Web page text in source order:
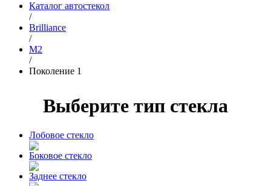
Каталог автостекол
/
Brilliance
/
M2
/
Поколение 1
Выберите тип стекла
Лобовое стекло
Боковое стекло
Заднее стекло